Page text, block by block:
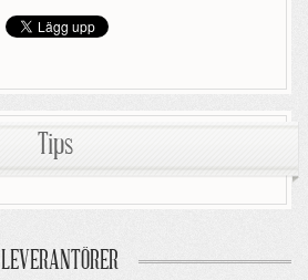
Tips
LEVERANTÖRER